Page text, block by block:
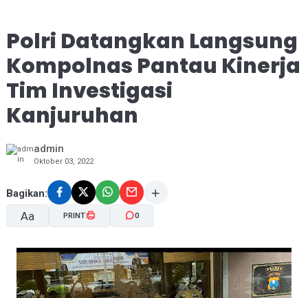
Polri Datangkan Langsung
Kompolnas Pantau Kinerja
Tim Investigasi
Kanjuruhan
admin
Oktober 03, 2022
Bagikan:
Aa
A- A+
PRINT 0